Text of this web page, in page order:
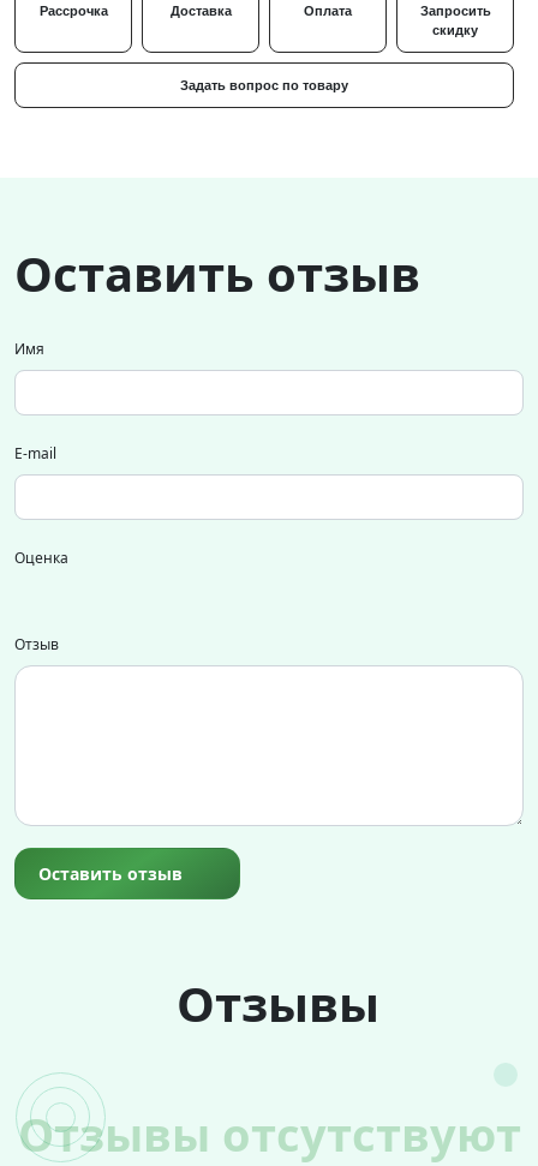
Рассрочка Доставка Оплата
Запросить
скидку
Задать вопрос по товару
Оставить отзыв
Имя
E-mail
Оценка
Отзыв
Оставить отзыв
Отзывы
Отзывы отсутствуют